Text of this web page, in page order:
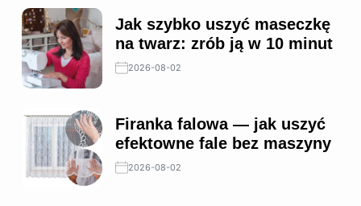
Jak szybko uszyć maseczkę
na twarz: zrób ją w 10 minut
2026-08-02
Firanka falowa — jak uszyć
efektowne fale bez maszyny
2026-08-02